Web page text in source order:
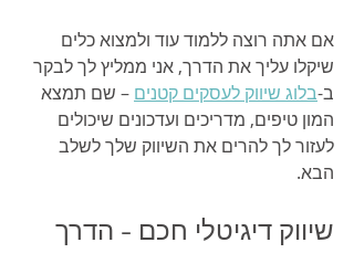
אם אתה רוצה ללמוד עוד ולמצוא כלים
שיקלו עליך את הדרך, אני ממליץ לך לבקר
ב-בלוג שיווק לעסקים קטנים – שם תמצא
המון טיפים, מדריכים ועדכונים שיכולים
לעזור לך להרים את השיווק שלך לשלב
הבא.
שיווק דיגיטלי חכם – הדרך